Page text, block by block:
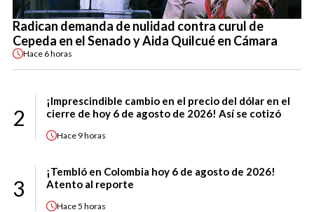
Radican demanda de nulidad contra curul de
Cepeda en el Senado y Aida Quilcué en Cámara
Hace 6 horas
2
¡Imprescindible cambio en el precio del dólar en el
cierre de hoy 6 de agosto de 2026! Así se cotizó
Hace 9 horas
3
¡Tembló en Colombia hoy 6 de agosto de 2026!
Atento al reporte
Hace5 horas